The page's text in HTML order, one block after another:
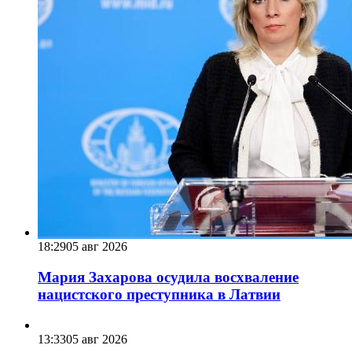
18:2905 авг 2026
Мария Захарова осудила восхваление
нацистского преступника в Латвии
13:3305 авг 2026